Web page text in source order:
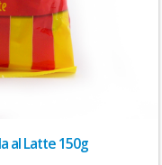
al Latte 150g